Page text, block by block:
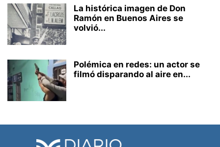
La histórica imagen de Don
Ramón en Buenos Aires se
volvió...
Polémica en redes: un actor se
filmó disparando al aire en...